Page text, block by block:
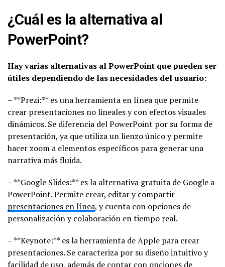
¿Cuál es la alternativa al
PowerPoint?
Hay varias alternativas al PowerPoint que pueden ser
útiles dependiendo de las necesidades del usuario:
– **Prezi:** es una herramienta en línea que permite
crear presentaciones no lineales y con efectos visuales
dinámicos. Se diferencia del PowerPoint por su forma de
presentación, ya que utiliza un lienzo único y permite
hacer zoom a elementos específicos para generar una
narrativa más fluida.
– **Google Slides:** es la alternativa gratuita de Google a
PowerPoint. Permite crear, editar y compartir
presentaciones en línea, y cuenta con opciones de
personalización y colaboración en tiempo real.
– **Keynote:** es la herramienta de Apple para crear
presentaciones. Se caracteriza por su diseño intuitivo y
facilidad de uso, además de contar con opciones de